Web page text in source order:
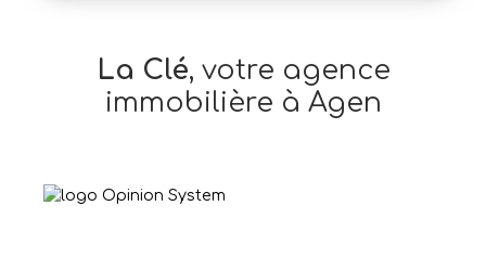
La Clé, votre agence
immobilière à Agen